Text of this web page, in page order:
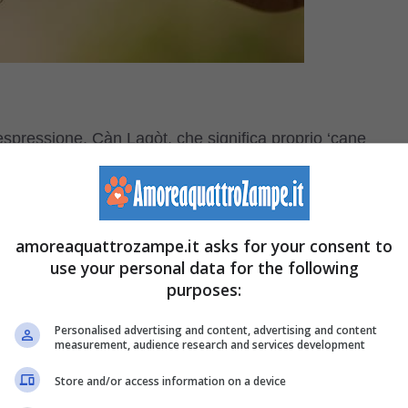
Càn Lagòt, che significa proprio ‘cane
un suo ritratto. Col tempo però in Romagna le paludi
questo cane si trasformò in quella di un cane da
storia e origini
non solo è cambiata ma ha anche rischiato di sparire
stati alcuni appassionati della razza a selezionare
proseguire la specie.
amoreaquattrozampe.it asks for your consent to
use your personal data for the following
purposes:
Personalised advertising and content, advertising and content
measurement, audience research and services development
Store and/or access information on a device